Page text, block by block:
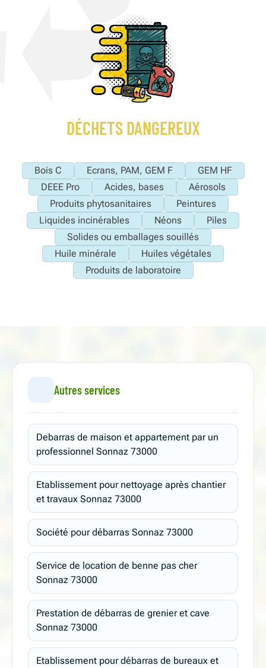
DÉCHETS DANGEREUX
Bois C Ecrans, PAM, GEM F
GEM HF
DEEE Pro
Acides, bases
Aérosols
Produits phytosanitaires
Peintures
Liquides incinérables
Néons
Piles
Solides ou emballages souillés
Huile minérale
Huiles végétales
Produits de laboratoire
Autres services
Debarras de maison et appartement par un
professionnel Sonnaz 73000
Etablissement pour nettoyage après chantier
et travaux Sonnaz 73000
Société pour débarras Sonnaz 73000
Service de location de benne pas cher
Sonnaz 73000
Prestation de débarras de grenier et cave
Sonnaz 73000
Etablissement pour débarras de bureaux et